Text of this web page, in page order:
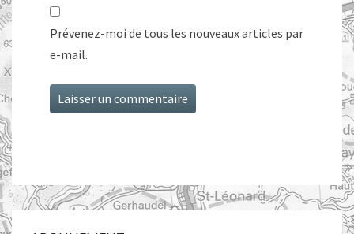
Prévenez-moi de tous les nouveaux articles par
e-mail.